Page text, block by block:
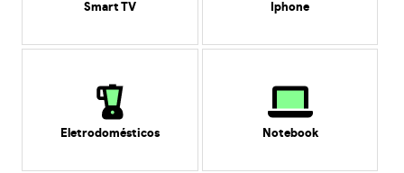
Smart TV Iphone
Eletrodomésticos Notebook